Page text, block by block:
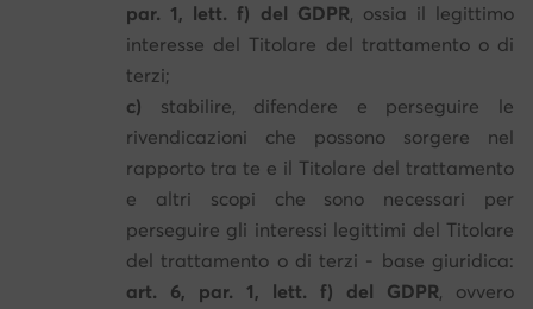
par. 1, lett. f) del GDPR, ossia il legittimo
interesse del Titolare del trattamento o di
terzi;
c) stabilire, difendere e perseguire le
rivendicazioni che possono sorgere nel
rapporto tra te e il Titolare del trattamento
e altri scopi che sono necessari per
perseguire gli interessi legittimi del Titolare
del trattamento o di terzi - base giuridica:
art. 6, par. 1, lett. f) del GDPR, ovvero